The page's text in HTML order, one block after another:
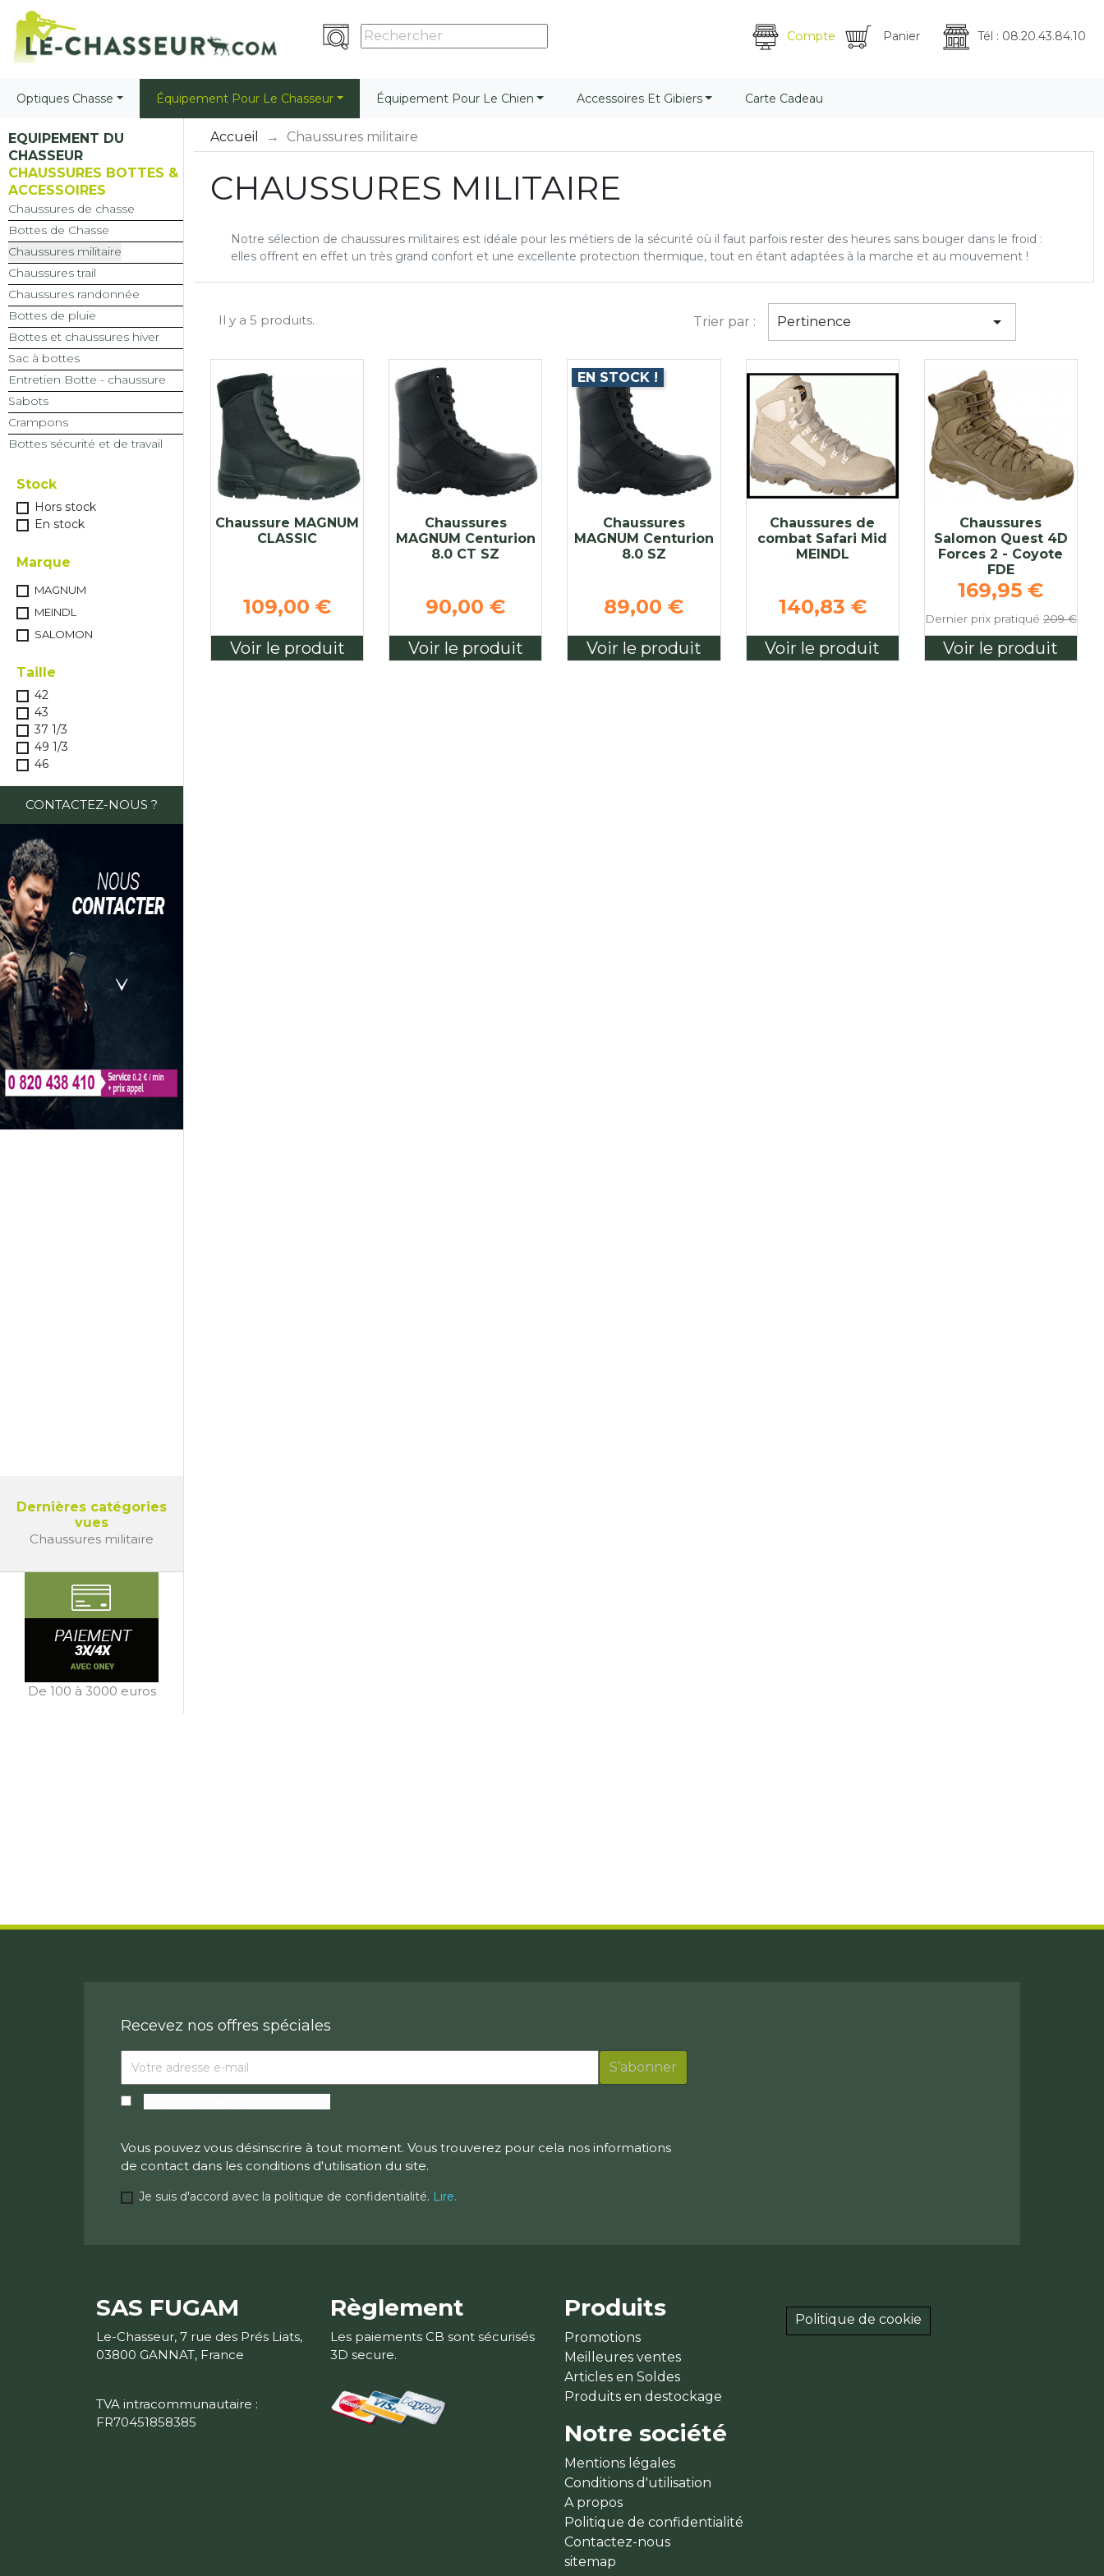
Compte Panier Tél : 08.20.43.84.10
Optiques Chasse Équipement Pour Le Chasseur Équipement Pour Le Chien Accessoires Et Gibiers Carte Cadeau
EQUIPEMENT DU
CHASSEUR
CHAUSSURES BOTTES &
ACCESSOIRES
Chaussures de chasse
Bottes de Chasse
Chaussures militaire
Chaussures trail
Chaussures randonnée
Bottes de pluie
Bottes et chaussures hiver
Sac à bottes
Entretien Botte - chaussure
Sabots
Crampons
Bottes sécurité et de travail
Stock
Hors stock
En stock
Marque
MAGNUM
MEINDL
SALOMON
Taille
42
43
37 1/3
49 1/3
46
CONTACTEZ-NOUS ?
Dernières catégories
vues
Chaussures militaire
De 100 à 3000 euros
Accueil Chaussures militaire
CHAUSSURES MILITAIRE
Notre sélection de chaussures militaires est idéale pour les métiers de la sécurité où il faut parfois rester des heures sans bouger dans le froid :
elles offrent en effet un très grand confort et une excellente protection thermique, tout en étant adaptées à la marche et au mouvement !
Il y a 5 produits. Trier par : Pertinence 
Chaussure MAGNUM
CLASSIC
109,00 €
Voir le produit
Chaussures
MAGNUM Centurion
8.0 CT SZ
90,00 €
Voir le produit
Chaussures
MAGNUM Centurion
8.0 SZ
89,00 €
EN STOCK !
Voir le produit
Chaussures de
combat Safari Mid
MEINDL
140,83 €
Voir le produit
Chaussures
Salomon Quest 4D
Forces 2 - Coyote
FDE
Prix de base
169,95 €
Dernier prix pratiqué 209 €
Voir le produit
Recevez nos offres spéciales
Vous pouvez vous désinscrire à tout moment. Vous trouverez pour cela nos informations
de contact dans les conditions d'utilisation du site.
Je suis d'accord avec la politique de confidentialité. Lire.
SAS FUGAM
Le-Chasseur, 7 rue des Prés Liats,
03800 GANNAT, France
TVA intracommunautaire :
FR70451858385
Règlement
Les paiements CB sont sécurisés
3D secure.
Produits
Promotions
Meilleures ventes
Articles en Soldes
Produits en destockage
Notre société
Mentions légales
Conditions d'utilisation
A propos
Politique de confidentialité
Contactez-nous
sitemap
Politique de cookie